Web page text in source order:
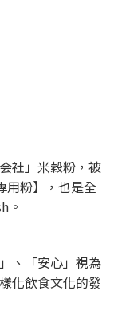
社」米穀粉，被
用粉】，也是全
。
、「安心」視為
化飲食文化的發